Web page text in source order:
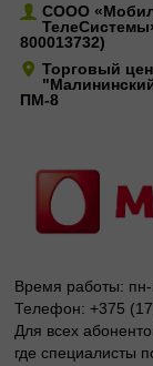
СООО
800013732)
Торговый
ПМ-8
Время работы:
Телефон: +375
Для всех
где специалисты